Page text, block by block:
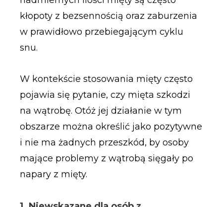
kłopoty z bezsennością oraz zaburzenia
w prawidłowo przebiegającym cyklu
snu.
W kontekście stosowania mięty często
pojawia się pytanie, czy mięta szkodzi
na wątrobę. Otóż jej działanie w tym
obszarze można określić jako pozytywne
i nie ma żadnych przeszkód, by osoby
mające problemy z wątrobą sięgały po
napary z mięty.